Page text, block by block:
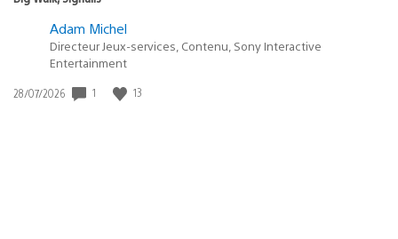
Adam Michel
Directeur Jeux-services, Contenu, Sony Interactive
Entertainment
Date
28/07/2026 1 13